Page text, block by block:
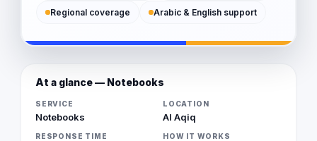
Regional coverage Arabic & English support
At a glance — Notebooks
SERVICE
Notebooks
LOCATION
Al Aqiq
RESPONSE TIME HOW IT WORKS